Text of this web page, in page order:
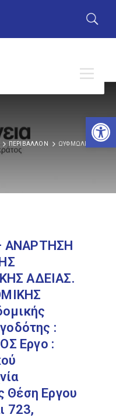
ΠΕΡΙΒΑΛΛΟΝ ΩΥΦΜΩΛΒ-Ρ7Δ
ΑΝΑΡΤΗΣΗ
ΑΔΕΙΑΣ.
:
Εργο :
Θέση Εργου
723,